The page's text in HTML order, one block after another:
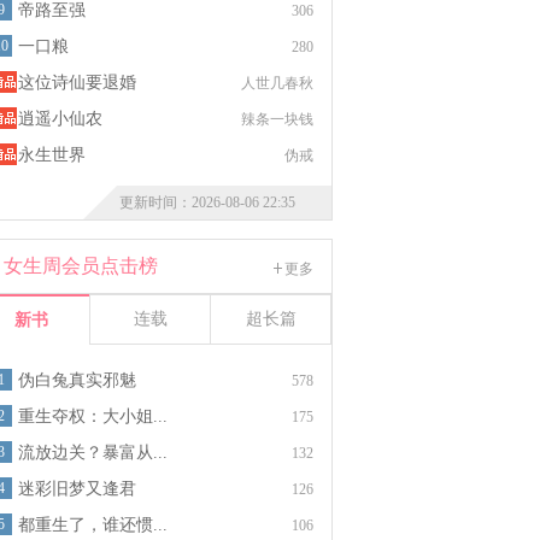
306
帝路至强
280
一口粮
人世几春秋
这位诗仙要退婚
辣条一块钱
逍遥小仙农
伪戒
永生世界
更新时间：2026-08-06 22:35
更多
女生周会员点击榜
新书 连载 超长篇
578
1 伪白兔真实邪魅
175
重生夺权：大小姐...
132
流放边关？暴富从...
126
迷彩旧梦又逢君
106
都重生了，谁还惯...